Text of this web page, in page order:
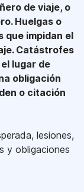
de viaje, o
Huelgas o
que impidan el
Catástrofes
lugar de
obligación
o citación
lesiones,
y obligaciones